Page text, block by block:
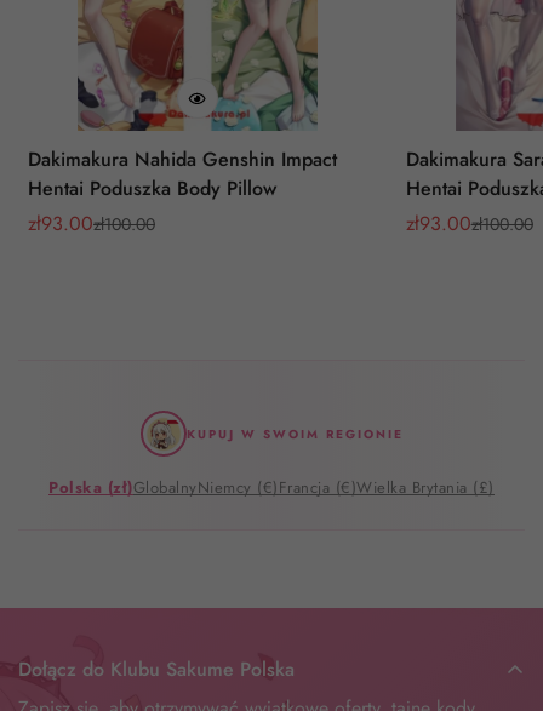
Dakimakura Nahida Genshin Impact
Hentai Poduszka Body Pillow
Cena
zł93.00
Cena
zł100.00
Dakimakura
Hentai
Cena
zł93.00
Cena
zł100.00
KUPUJ W SWOIM REGIONIE
Polska (zł)GlobalnyNiemcy (€)Francja (€)Wielka Brytania (£)
Dołącz do Klubu Sakume Polska